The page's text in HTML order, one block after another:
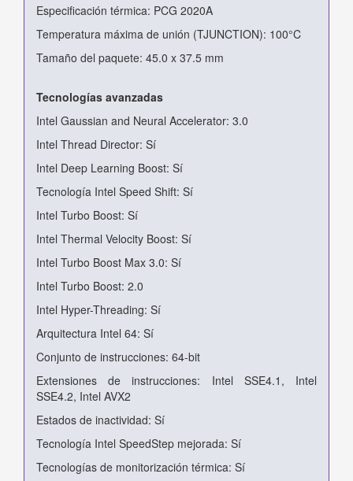
Especificación térmica: PCG 2020A
Temperatura máxima de unión (TJUNCTION): 100°C
Tamaño del paquete: 45.0 x 37.5 mm
Tecnologías avanzadas
Intel Gaussian and Neural Accelerator: 3.0
Intel Thread Director: Sí
Intel Deep Learning Boost: Sí
Tecnología Intel Speed Shift: Sí
Intel Turbo Boost: Sí
Intel Thermal Velocity Boost: Sí
Intel Turbo Boost Max 3.0: Sí
Intel Turbo Boost: 2.0
Intel Hyper-Threading: Sí
Arquitectura Intel 64: Sí
Conjunto de instrucciones: 64-bit
Extensiones de instrucciones: Intel SSE4.1, Intel
SSE4.2, Intel AVX2
Estados de inactividad: Sí
Tecnología Intel SpeedStep mejorada: Sí
Tecnologías de monitorización térmica: Sí